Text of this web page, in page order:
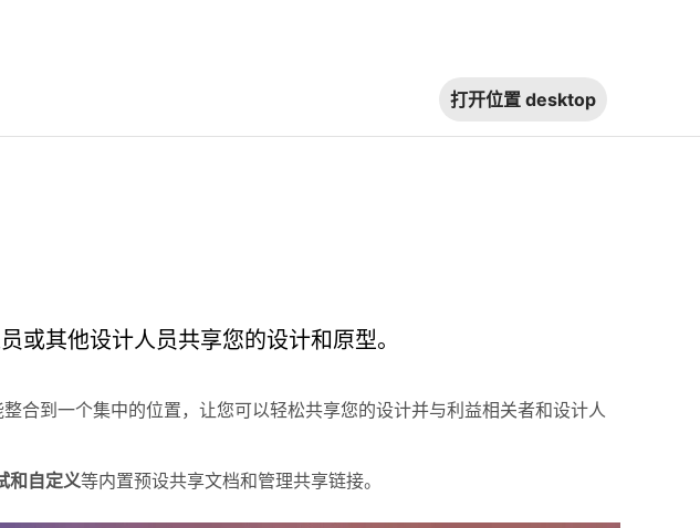
打开位置 desktop
或其他设计人员共享您的设计和原型。
合到一个集中的位置，让您可以轻松共享您的设计并与利益相关者和设计人
和自定义等内置预设共享文档和管理共享链接。